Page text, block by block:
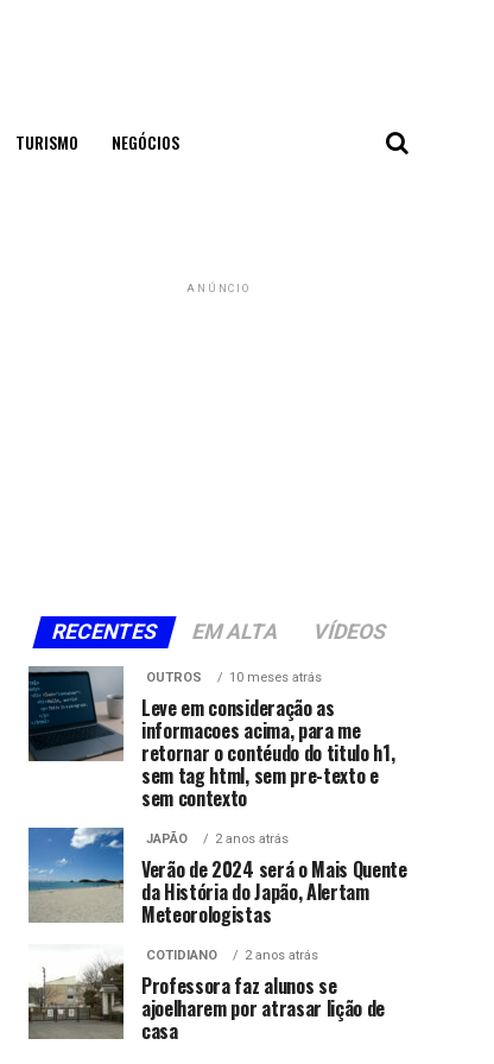
TURISMO NEGÓCIOS
ANÚNCIO
RECENTES EM ALTA VÍDEOS
OUTROS 10 meses atrás
Leve em consideração as
informacoes acima, para me
retornar o contéudo do titulo h1,
sem tag html, sem pre-texto e
sem contexto
JAPÃO 2 anos atrás
Verão de 2024 será o Mais Quente
da História do Japão, Alertam
Meteorologistas
COTIDIANO 2 anos atrás
Professora faz alunos se
ajoelharem por atrasar lição de
casa